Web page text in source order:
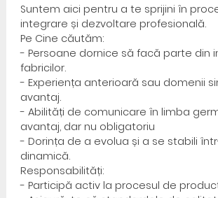
Suntem aici pentru a te sprijini în
integrare și dezvoltare profesională.
Pe Cine căutăm:
- Persoane dornice să facă parte din
fabricilor.
- Experiența anterioară sau domenii
avantaj.
- Abilități de comunicare în limba
avantaj, dar nu obligatoriu
- Dorința de a evolua și a se stabili
dinamică.
Responsabilități:
- Participă activ la procesul de